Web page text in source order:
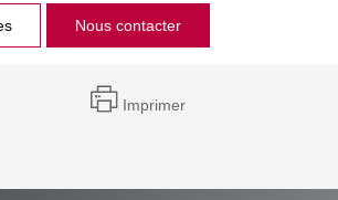
Nous contacter
Imprimer